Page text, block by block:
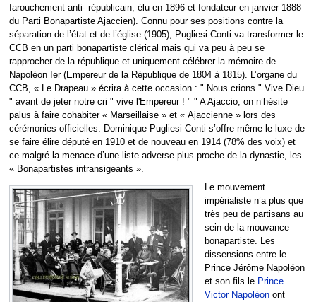
farouchement anti- républicain, élu en 1896 et fondateur en janvier 1888
du Parti Bonapartiste Ajaccien). Connu pour ses positions contre la
séparation de l’état et de l’église (1905), Pugliesi-Conti va transformer le
CCB en un parti bonapartiste clérical mais qui va peu à peu se
rapprocher de la république et uniquement célébrer la mémoire de
Napoléon Ier (Empereur de la République de 1804 à 1815). L’organe du
CCB, « Le Drapeau » écrira à cette occasion : " Nous crions " Vive Dieu
" avant de jeter notre cri " vive l'Empereur ! " " A Ajaccio, on n’hésite
palus à faire cohabiter « Marseillaise » et « Ajaccienne » lors des
cérémonies officielles. Dominique Pugliesi-Conti s’offre même le luxe de
se faire élire député en 1910 et de nouveau en 1914 (78% des voix) et
ce malgré la menace d’une liste adverse plus proche de la dynastie, les
« Bonapartistes intransigeants ».
Le mouvement
impérialiste n’a plus que
très peu de partisans au
sein de la mouvance
bonapartiste. Les
dissensions entre le
Prince Jérôme Napoléon
et son fils le Prince
Victor Napoléon ont